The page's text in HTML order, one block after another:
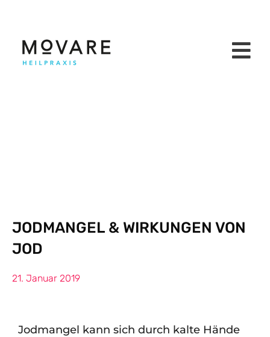
JODMANGEL & WIRKUNGEN VON
JOD
21. Januar 2019
Jodmangel kann sich durch kalte Hände